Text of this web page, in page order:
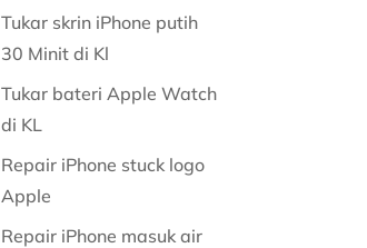
Tukar skrin iPhone putih
30 Minit di Kl
Tukar bateri Apple Watch
di KL
Repair iPhone stuck logo
Apple
Repair iPhone masuk air